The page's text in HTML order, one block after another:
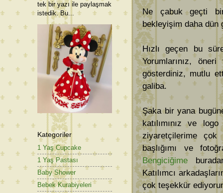
Ne çabuk geçti bir
bekleyişim daha dün
Hızlı geçen bu
Yorumlarınız,
gösterdiniz, mutlu
galiba.
Şaka bir yana
katılımınız ve
ziyaretçilerime
başlığımı ve
Bengiciğime
Katılımcı
çok teşekkür
tek bir yazı ile paylaşmak
istedik. Bu...
Kategoriler
1 Yaş Cupcake
1 Yaş Pastası
Baby Shower
Bebek Kurabiyeleri